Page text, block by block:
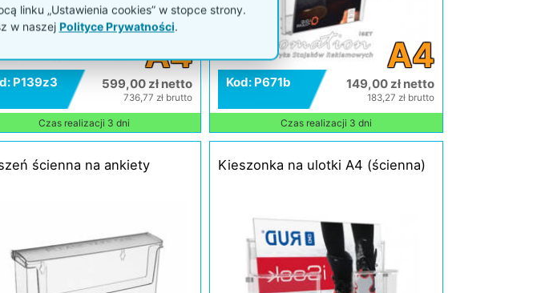
A1
A4
P139z3 599,00 zł netto
736,77 zł brutto
Czas realizacji 3 dni
A4
Kod: P671b 149,00 zł netto
183,27 zł brutto
Czas realizacji 3 dni
ścienna na ankiety Kieszonka na ulotki A4 (ścienna)
linku „Ustawienia cookies” w stopce strony.
w naszej Polityce Prywatności.